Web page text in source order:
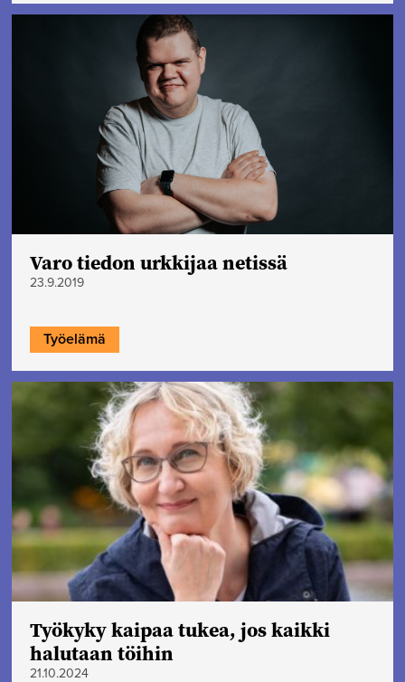
Varo tiedon urkkijaa netissä
23.9.2019
Työelämä
Työkyky kaipaa tukea, jos kaikki
halutaan töihin
21.10.2024